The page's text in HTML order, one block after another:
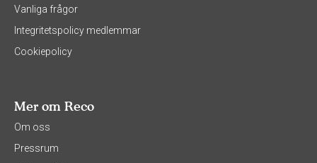
Vanliga frågor
Integritetspolicy medlemmar
Cookiepolicy
Mer om Reco
Om oss
Pressrum